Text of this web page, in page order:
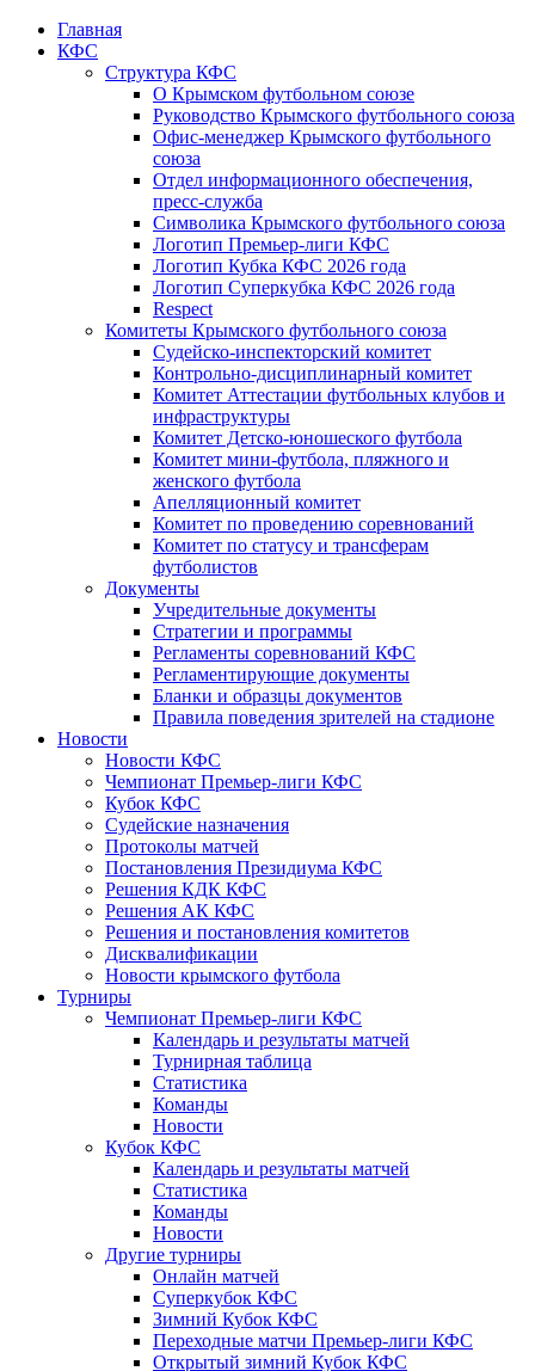
Главная
КФС
Структура КФС
О Крымском футбольном союзе
Руководство Крымского футбольного союза
Офис-менеджер Крымского футбольного
союза
Отдел информационного обеспечения,
пресс-служба
Символика Крымского футбольного союза
Логотип Премьер-лиги КФС
Логотип Кубка КФС 2026 года
Логотип Суперкубка КФС 2026 года
Respect
Комитеты Крымского футбольного союза
Судейско-инспекторский комитет
Контрольно-дисциплинарный комитет
Комитет Аттестации футбольных клубов и
инфраструктуры
Комитет Детско-юношеского футбола
Комитет мини-футбола, пляжного и
женского футбола
Апелляционный комитет
Комитет по проведению соревнований
Комитет по статусу и трансферам
футболистов
Документы
Учредительные документы
Стратегии и программы
Регламенты соревнований КФС
Регламентирующие документы
Бланки и образцы документов
Правила поведения зрителей на стадионе
Новости
Новости КФС
Чемпионат Премьер-лиги КФС
Кубок КФС
Судейские назначения
Протоколы матчей
Постановления Президиума КФС
Решения КДК КФС
Решения АК КФС
Решения и постановления комитетов
Дисквалификации
Новости крымского футбола
Турниры
Чемпионат Премьер-лиги КФС
Календарь и результаты матчей
Турнирная таблица
Статистика
Команды
Новости
Кубок КФС
Календарь и результаты матчей
Статистика
Команды
Новости
Другие турниры
Онлайн матчей
Суперкубок КФС
Зимний Кубок КФС
Переходные матчи Премьер-лиги КФС
Открытый зимний Кубок КФС